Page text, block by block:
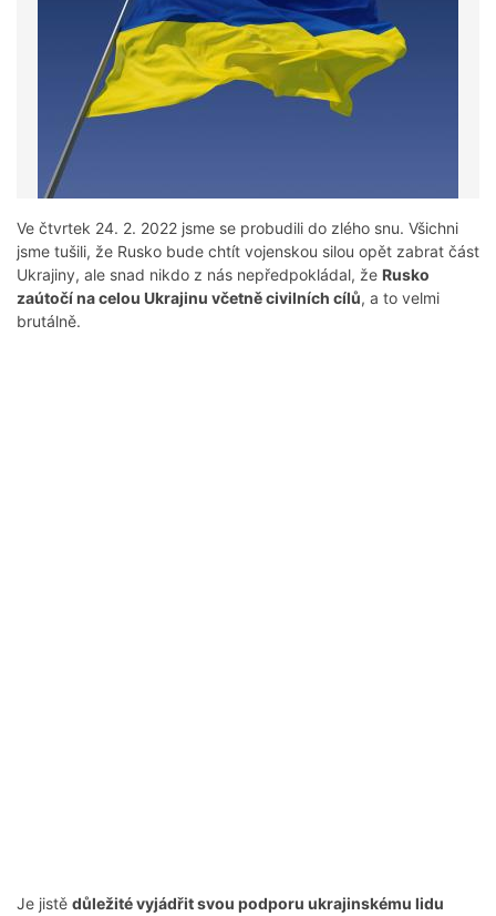
Ve čtvrtek 24. 2. 2022 jsme se probudili do zlého snu. Všichni
jsme tušili, že Rusko bude chtít vojenskou silou opět zabrat část
Ukrajiny, ale snad nikdo z nás nepředpokládal, že Rusko
zaútočí na celou Ukrajinu včetně civilních cílů, a to velmi
brutálně.
Je jistě důležité vyjádřit svou podporu ukrajinskému lidu